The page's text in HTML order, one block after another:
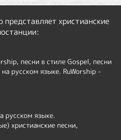
христианские
песни в стиле Gospel, песни
русском языке. RuWorship -
русском языке.
христианские песни,